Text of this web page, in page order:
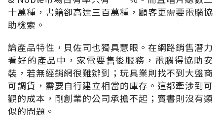
十萬種，書籍卻高達三百萬種，顧客更需要電腦協
助檢索。
論產品特性，貝佐司也獨具慧眼。在網路銷售潛力
看好的產品中，家電要售後服務，電腦得協助安
裝，若無經銷網很難辦到；玩具業則找不到大盤商
可調貨，需要自行建立相當的庫存。這都牽涉到可
觀的成本，剛創業的公司承擔不起；賣書則沒有類
似的問題。